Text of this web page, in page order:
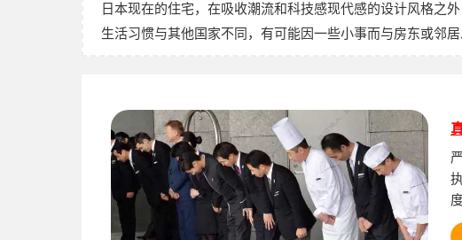
日本现在的住宅，在吸收潮流和科技感现代感的设计风格之
生活习惯与其他国家不同，有可能因一些小事而与房东或邻